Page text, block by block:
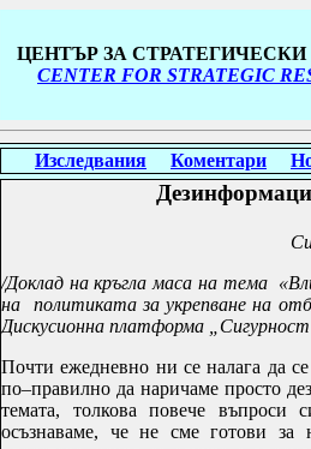
ЦЕНТЪР ЗА
CENTER FOR STRATEGIC
Изследвания Коментари
/Доклад на кръгла маса на тема «
на политиката за укрепване на
Дискусионна платформа
Почти ежедневно ни се налага да
по–правилно да наричаме просто
темата, толкова повече
осъзнаваме, че не сме готови за